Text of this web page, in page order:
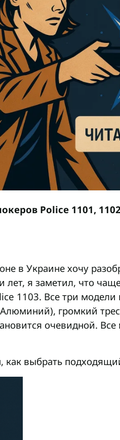
Police 1101,
в Украине хочу
лет, я заметил, что
1103. Все три
громкий
очевидной.
как выбрать